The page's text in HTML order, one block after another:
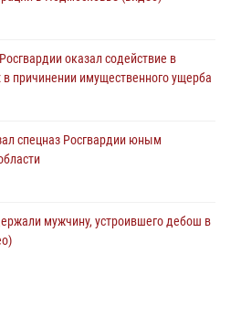
оказал содействие в
причинении имущественного ущерба
спецназ Росгвардии юным
мужчину, устроившего дебош в
спецназа Росгвардии